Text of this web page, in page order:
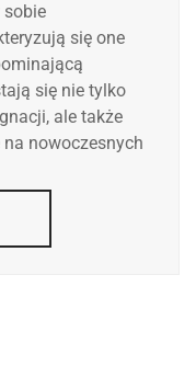
sobie
się one
się nie tylko
ale także
nowoczesnych